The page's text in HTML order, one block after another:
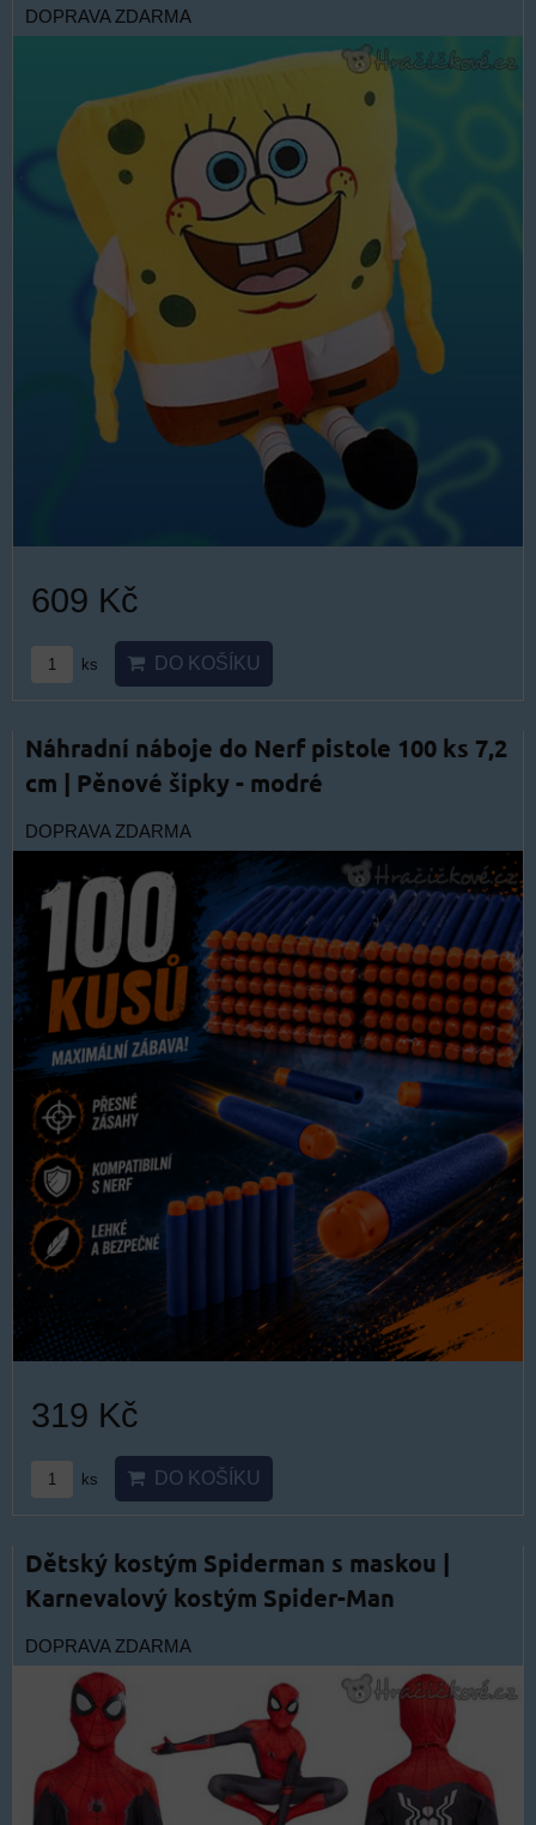
DOPRAVA ZDARMA
609 Kč
ks DO KOŠÍKU
Náhradní náboje do Nerf pistole 100 ks 7,2
cm | Pěnové šipky - modré
DOPRAVA ZDARMA
319 Kč
ks DO KOŠÍKU
Dětský kostým Spiderman s maskou |
Karnevalový kostým Spider-Man
DOPRAVA ZDARMA